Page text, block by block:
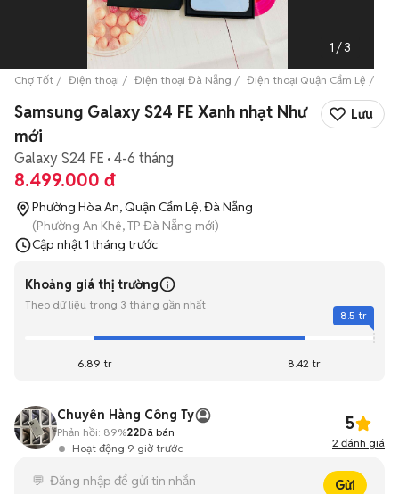
1 /3
Chợ Tốt Điện thoại Điện thoại Đà Nẵng Điện thoại Quận Cẩm Lệ
Samsung Galaxy S24 FE Xanh nhạt Như
mới
Lưu
Galaxy S24 FE 4-6 tháng
8.499.000 đ
Phường Hòa An, Quận Cẩm Lệ, Đà Nẵng
(Phường An Khê, TP Đà Nẵng mới)
Cập nhật1 tháng trước
Khoảng giá thị trường
Theo dữ liệu trong 3 tháng gần nhất
6.89 tr 8.42 tr
8.5 tr
Chuyên Hàng Công Ty
Hoạt động 9 giờ trước
Phản hồi: 89%22Đã bán 5
2 đánh giá
Gửi